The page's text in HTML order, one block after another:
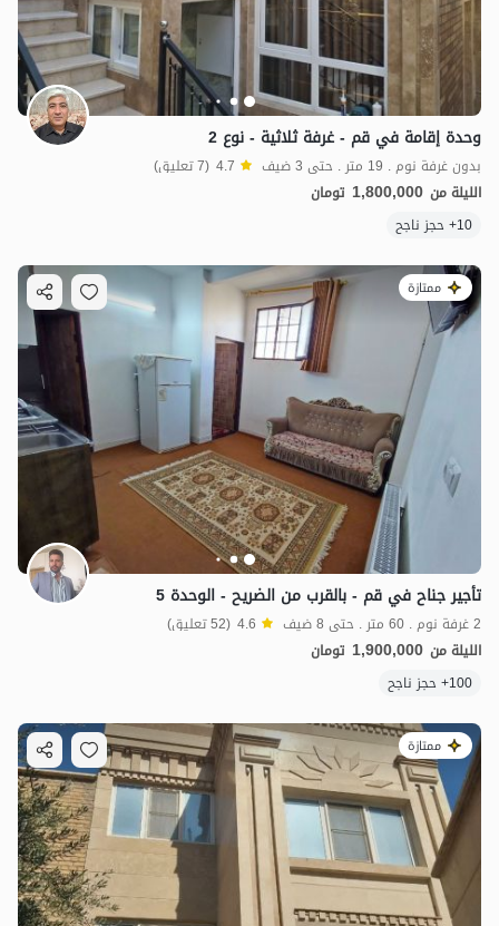
وحدة إقامة في قم - غرفة ثلاثية - نوع 2
بدون غرفة نوم . 19 متر . حتى 3 ضيف 4.7 (7 تعليق)
الليلة من 1,800,000 تومان
10+ حجز ناجح
ممتازة
تأجير جناح في قم - بالقرب من الضريح - الوحدة 5
2 غرفة نوم . 60 متر . حتى 8 ضيف 4.6 (52 تعليق)
الليلة من 1,900,000 تومان
100+ حجز ناجح
ممتازة